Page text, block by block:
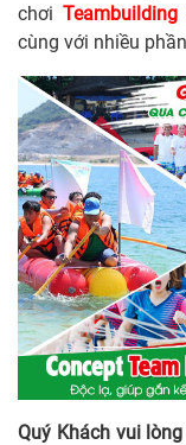
chơi Teambuilding
cùng với nhiều
Quý Khách vui